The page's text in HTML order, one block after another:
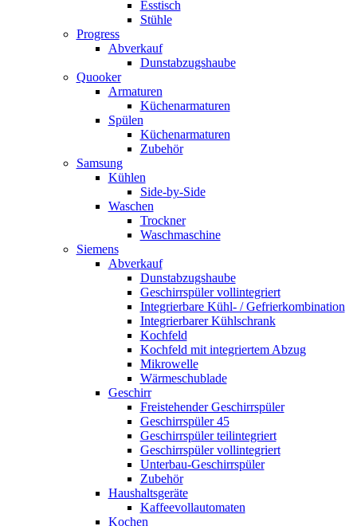
Esstisch
Stühle
Progress
Abverkauf
Dunstabzugshaube
Quooker
Armaturen
Küchenarmaturen
Spülen
Küchenarmaturen
Zubehör
Samsung
Kühlen
Side-by-Side
Waschen
Trockner
Waschmaschine
Siemens
Abverkauf
Dunstabzugshaube
Geschirrspüler vollintegriert
Integrierbare Kühl- / Gefrierkombination
Integrierbarer Kühlschrank
Kochfeld
Kochfeld mit integriertem Abzug
Mikrowelle
Wärmeschublade
Geschirr
Freistehender Geschirrspüler
Geschirrspüler 45
Geschirrspüler teilintegriert
Geschirrspüler vollintegriert
Unterbau-Geschirrspüler
Zubehör
Haushaltsgeräte
Kaffeevollautomaten
Kochen